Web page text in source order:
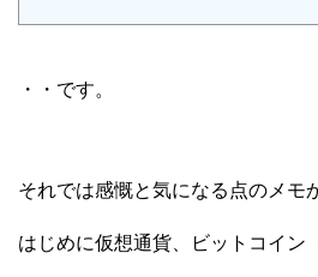
・・です。
それでは感慨と気になる点のメモ
はじめに仮想通貨、ビットコイン